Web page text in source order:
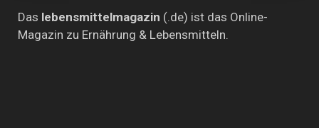
Das lebensmittelmagazin (.de) ist das Online-
Magazin zu Ernährung & Lebensmitteln.